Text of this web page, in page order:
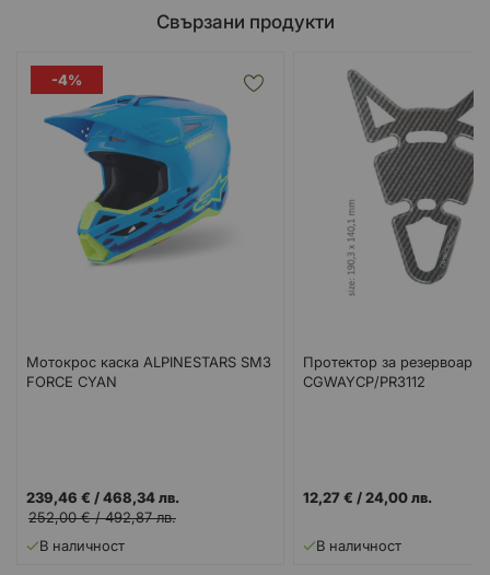
Свързани продукти
-4%
Мотокрос каска ALPINESTARS SM3
FORCE CYAN
239,46 € /468,34 лв.
252,00 €/492,87 лв.
В наличност
Протектор за резервоар
CGWAYCP/PR3112
12,27 € /24,00 лв.
В наличност